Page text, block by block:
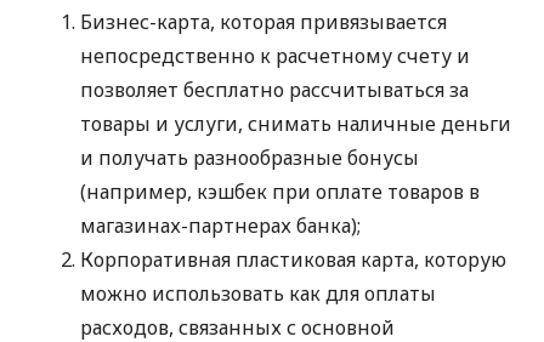
Бизнес-карта, которая привязывается
непосредственно к расчетному счету и
позволяет бесплатно рассчитываться за
товары и услуги, снимать наличные деньги
и получать разнообразные бонусы
(например, кэшбек при оплате товаров в
магазинах-партнерах банка);
Корпоративная пластиковая карта, которую
можно использовать как для оплаты
расходов, связанных с основной